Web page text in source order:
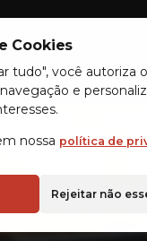
Cookies
tudo", você autoriza
e
nossa política de
Rejeitar não
Indústrias